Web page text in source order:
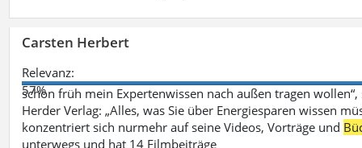
Carsten Herbert
Relevanz:
57%
schon früh mein Expertenwissen nach außen tragen
Herder Verlag: „Alles, was Sie über Energiesparen wissen
konzentriert sich nurmehr auf seine Videos, Vorträge und
unterwegs und hat 14 Filmbeiträge